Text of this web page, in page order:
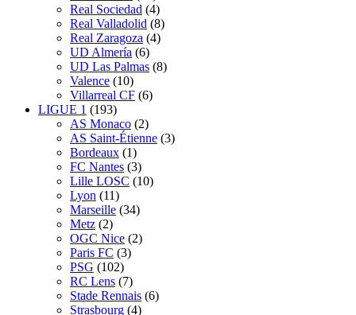
Real Sociedad (4)
Real Valladolid (8)
Real Zaragoza (4)
UD Almería (6)
UD Las Palmas (8)
Valence (10)
Villarreal CF (6)
LIGUE 1 (193)
AS Monaco (2)
AS Saint-Étienne (3)
Bordeaux (1)
FC Nantes (3)
Lille LOSC (10)
Lyon (11)
Marseille (34)
Metz (2)
OGC Nice (2)
Paris FC (3)
PSG (102)
RC Lens (7)
Stade Rennais (6)
Strasbourg (4)